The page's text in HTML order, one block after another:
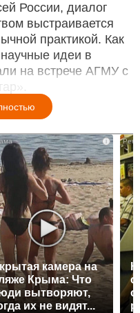
России, диалог
выстраивается
практикой. Как
идеи в
на встрече АГМУ с
i
камера на
Крыма: Что
вытворяют,
их не видят...